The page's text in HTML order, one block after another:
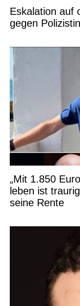
Eskalation auf
gegen
„Mit 1.850
leben ist
seine Rente